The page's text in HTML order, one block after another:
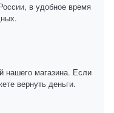
в удобное время
нашего магазина. Если
вернуть деньги.